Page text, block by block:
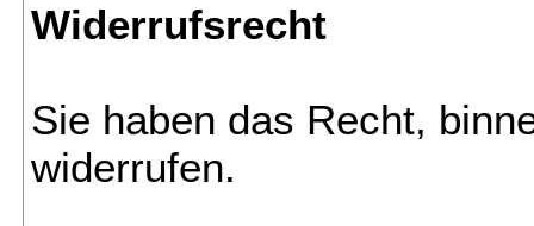
Widerrufsrecht
Sie haben das Recht,
widerrufen.